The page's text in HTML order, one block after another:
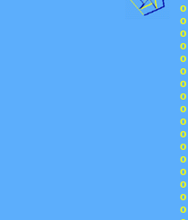
o
o
o
o
o
o
o
o
o
o
o
o
o
o
o
o
o